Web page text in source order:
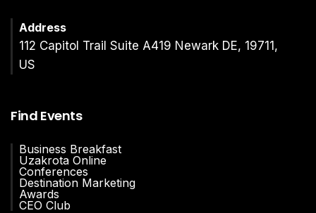
Address
112 Capitol Trail Suite A419 Newark DE, 19711,
US
Find Events
Business Breakfast
Uzakrota Online
Conferences
Destination Marketing
Awards
CEO Club